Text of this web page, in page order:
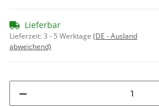
Lieferbar
Lieferzeit:3 - 5 Werktage (DE - Ausland
abweichend)